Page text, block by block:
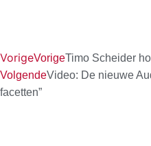
VorigeVorigeTimo Scheider
VolgendeVideo: De nieuwe
facetten”